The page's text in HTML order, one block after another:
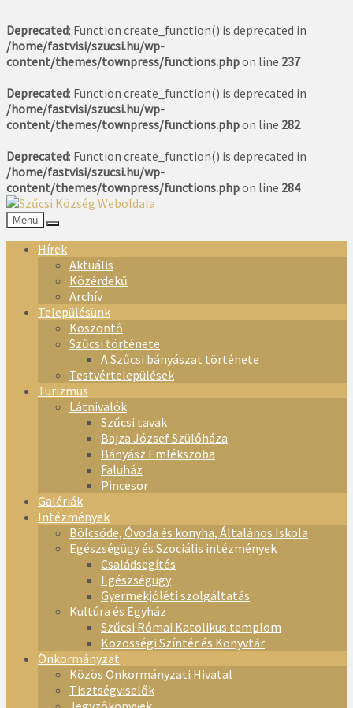
Deprecated: Function create_function() is deprecated in
/home/fastvisi/szucsi.hu/wp-
content/themes/townpress/functions.phpon line 237
Deprecated: Function create_function() is deprecated in
/home/fastvisi/szucsi.hu/wp-
content/themes/townpress/functions.phpon line 282
Deprecated: Function create_function() is deprecated in
/home/fastvisi/szucsi.hu/wp-
content/themes/townpress/functions.phpon line 284
Menü
Hírek
Aktuális
Közérdekű
Archív
Településünk
Köszöntő
Szűcsi története
A Szűcsi bányászat története
Testvértelepülések
Turizmus
Látnivalók
Szűcsi tavak
Bajza József Szülőháza
Bányász Emlékszoba
Faluház
Pincesor
Galériák
Intézmények
Bölcsőde, Óvoda és konyha, Általános Iskola
Egészségügy és Szociális intézmények
Családsegítés
Egészségügy
Gyermekjóléti szolgáltatás
Kultúra és Egyház
Szűcsi Római Katolikus templom
Közösségi Színtér és Könyvtár
Önkormányzat
Közös Önkormányzati Hivatal
Tisztségviselők